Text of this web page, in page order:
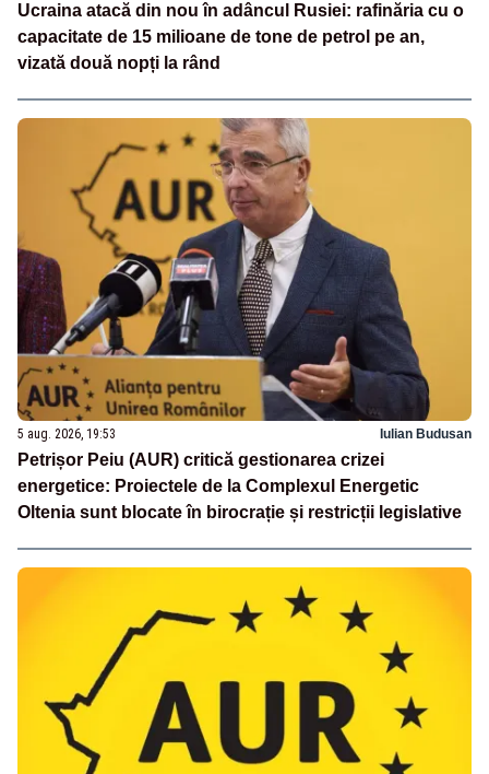
Ucraina atacă din nou în adâncul Rusiei: rafinăria cu o
capacitate de 15 milioane de tone de petrol pe an,
vizată două nopți la rând
5 aug. 2026, 19:53 Iulian Budusan
Petrișor Peiu (AUR) critică gestionarea crizei
energetice: Proiectele de la Complexul Energetic
Oltenia sunt blocate în birocrație și restricții legislative